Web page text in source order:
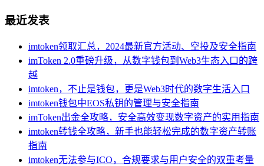
最近发表
imtoken领取汇总，2024最新官方活动、空投及安全指南
imToken 2.0重磅升级，从数字钱包到Web3生态入口的跨
越
imtoken，不止是钱包，更是Web3时代的数字生活入口
imtoken钱包中EOS私钥的管理与安全指南
imToken出金全攻略，安全高效变现数字资产的实用指南
imtoken转钱全攻略，新手也能轻松完成的数字资产转账
指南
imtoken无法参与ICO，合规要求与用户安全的双重考量